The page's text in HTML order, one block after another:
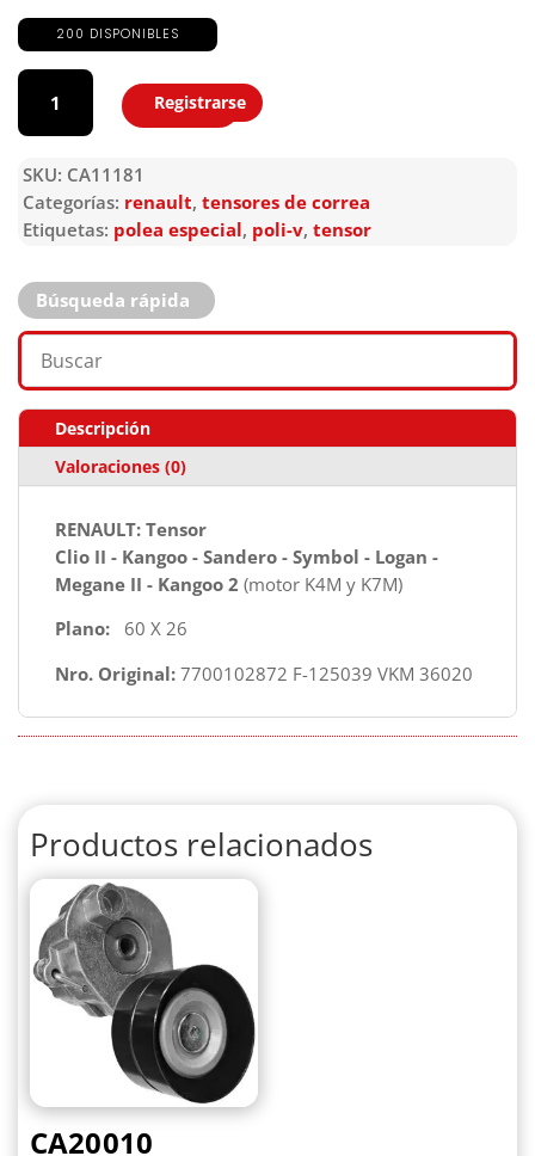
200 DISPONIBLES
CA11181
cantidad
Agregar
Registrarse
SKU: CA11181
Categorías: renault, tensores de correa
Etiquetas: polea especial, poli-v, tensor
Búsqueda rápida
Descripción
Valoraciones (0)
RENAULT: Tensor
Clio II - Kangoo - Sandero - Symbol - Logan -
Megane II - Kangoo 2 (motor K4M y K7M)
Plano:
60 X 26
Nro. Original: 7700102872 F-125039 VKM 36020
Productos relacionados
CA20010